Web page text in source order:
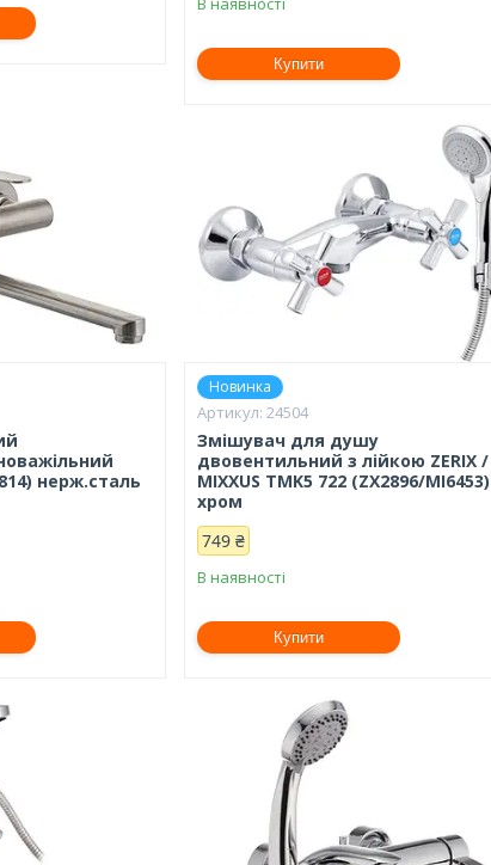
Купити
нерж.сталь
Новинка
24504
Змішувач для душу
двовентильний з лійкою ZERIX /
MIXXUS TMK5 722 (ZX2896/MI6453)
хром
749 ₴
В наявності
Купити